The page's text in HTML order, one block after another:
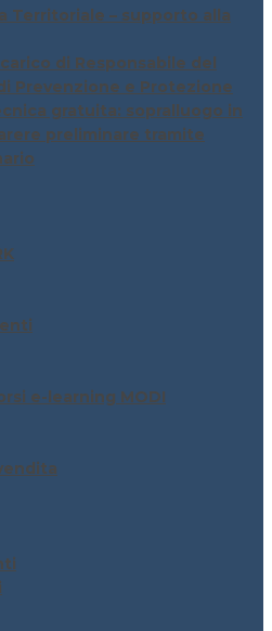
Territoriale – supporto alla
di Responsabile del
Prevenzione e Protezione
gratuita: sopralluogo in
preliminare tramite
e-learning MODI